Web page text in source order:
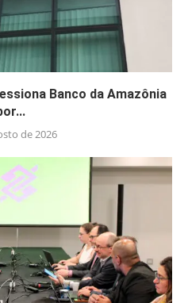
Banco da Amazônia
de 2026